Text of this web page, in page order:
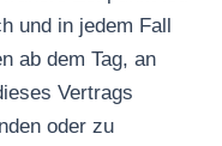
und in jedem Fall
ab dem Tag, an
Vertrags
oder zu